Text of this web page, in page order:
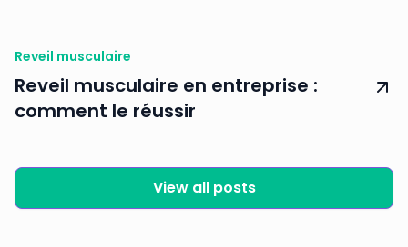
Reveil musculaire
Reveil musculaire en entreprise :
comment le réussir
View all posts